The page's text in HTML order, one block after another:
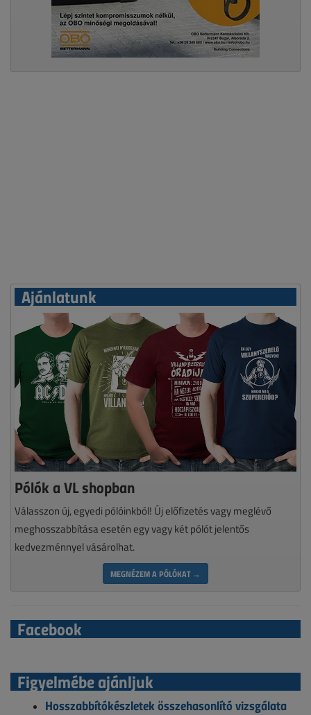
Ajánlatunk
Pólók a VL shopban
Válasszon új, egyedi pólóinkból! Új előfizetés vagy meglévő
meghosszabbítása esetén egy vagy két pólót jelentős
kedvezménnyel vásárolhat.
MEGNÉZEM A PÓLÓKAT →
Facebook
Figyelmébe ajánljuk
Hosszabbítókészletek összehasonlító vizsgálata